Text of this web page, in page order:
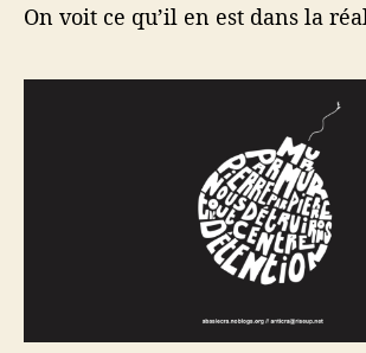
On voit ce qu’il en est dans la